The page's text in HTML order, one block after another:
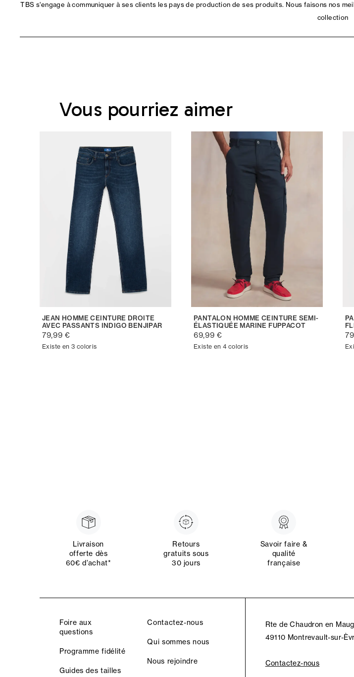
TBS s'engage à communiquer à ses clients les pays de production de ses produits. Nous faisons nos
collection
Vous pourriez aimer
JEAN HOMME CEINTURE DROITE
AVEC PASSANTS INDIGO BENJIPAR
79,99 €
Existe en 3 coloris
PANTALON HOMME CEINTURE SEMI-
ÉLASTIQUÉE MARINE FUPPACOT
69,99 €
Existe en 4 coloris
Livraison
offerte dès
60€ d’achat*
Retours
gratuits sous
30 jours
Savoir faire &
qualité
française
Foire aux
questions
Programme fidélité
Guides des tailles
Contactez-nous
Qui sommes nous
Nous rejoindre
Rte de Chaudron en
49110 Montrevault-sur-
Contactez-nous